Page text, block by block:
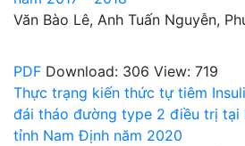
Văn Bào Lê, Anh Tuấn Nguyễn,
PDF Download: 306 View: 719
Thực trạng kiến thức tự tiêm
đái tháo đường type 2 điều trị tại
tỉnh Nam Định năm 2020